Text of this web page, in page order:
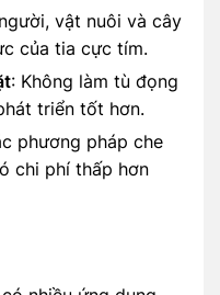
vật nuôi và cây
của tia cực tím.
: Không làm tù đọng
triển tốt hơn.
phương pháp che
chi phí thấp hơn